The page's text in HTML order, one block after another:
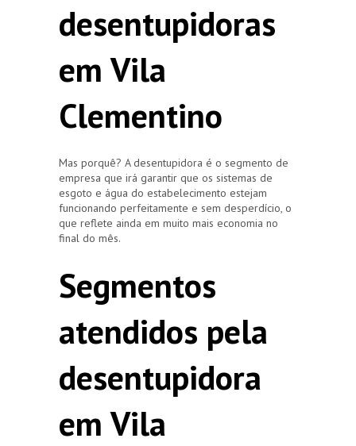
desentupidoras
em Vila
Clementino
Mas porquê? A desentupidora é o segmento de
empresa que irá garantir que os sistemas de
esgoto e água do estabelecimento estejam
funcionando perfeitamente e sem desperdício, o
que reflete ainda em muito mais economia no
final do mês.
Segmentos
atendidos pela
desentupidora
em Vila